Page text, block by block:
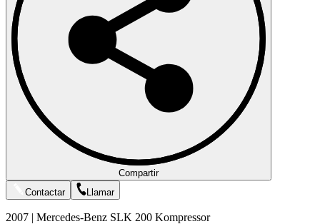
Compartir
Contactar
Llamar
2007 | Mercedes-Benz SLK 200 Kompressor